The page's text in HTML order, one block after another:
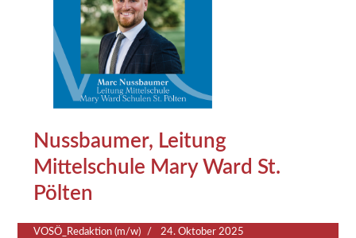
Nussbaumer, Leitung
Mittelschule Mary Ward St.
Pölten
VOSÖ_Redaktion (m/w) 24. Oktober 2025